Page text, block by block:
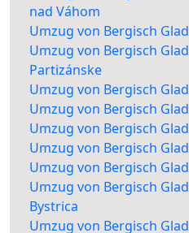
nad Váhom
Umzug von Bergisch
Umzug von Bergisch
Partizánske
Umzug von Bergisch
Umzug von Bergisch
Umzug von Bergisch
Umzug von Bergisch
Umzug von Bergisch
Umzug von Bergisch
Bystrica
Umzug von Bergisch